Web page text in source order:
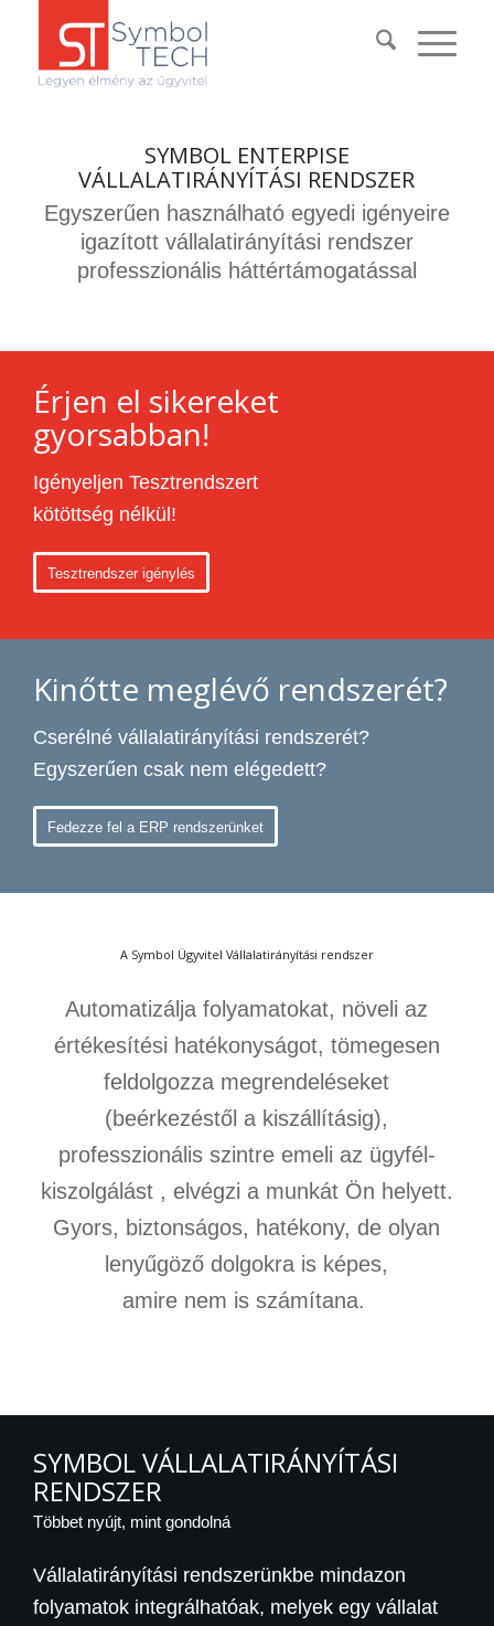
SYMBOL ENTERPISE
VÁLLALATIRÁNYÍTÁSI RENDSZER
Egyszerűen használható egyedi igényeire
igazított vállalatirányítási rendszer
professzionális háttértámogatással
Érjen el sikereket
gyorsabban!
Igényeljen Tesztrendszert
kötöttség nélkül!
Tesztrendszer igénylés
Kinőtte meglévő rendszerét?
Cserélné vállalatirányítási rendszerét?
Egyszerűen csak nem elégedett?
Fedezze fel a ERP rendszerünket
A Symbol Ügyvitel Vállalatirányítási rendszer
Automatizálja folyamatokat, növeli az
értékesítési hatékonyságot, tömegesen
feldolgozza megrendeléseket
(beérkezéstől a kiszállításig),
professzionális szintre emeli az ügyfél-
kiszolgálást , elvégzi a munkát Ön helyett.
Gyors, biztonságos, hatékony, de olyan
lenyűgöző dolgokra is képes,
amire nem is számítana.
SYMBOL VÁLLALATIRÁNYÍTÁSI
RENDSZER
Többet nyújt, mint gondolná
Vállalatirányítási rendszerünkbe mindazon
folyamatok integrálhatóak, melyek egy vállalat